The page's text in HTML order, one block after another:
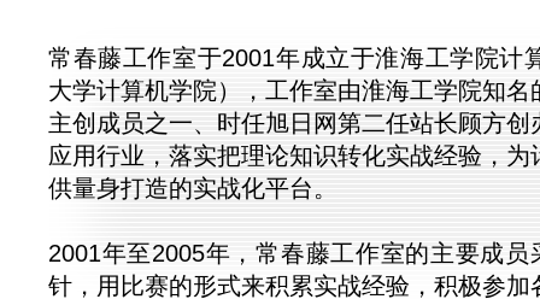
常春藤工作室于2001年成立于淮海工学院计
大学计算机学院），工作室由淮海工学院知
主创成员之一、时任旭日网第二任站长顾方
应用行业，落实把理论知识转化实战经验，
供量身打造的实战化平台。
2001年至2005年，常春藤工作室的主要成员
针，用比赛的形式来积累实战经验，积极参加